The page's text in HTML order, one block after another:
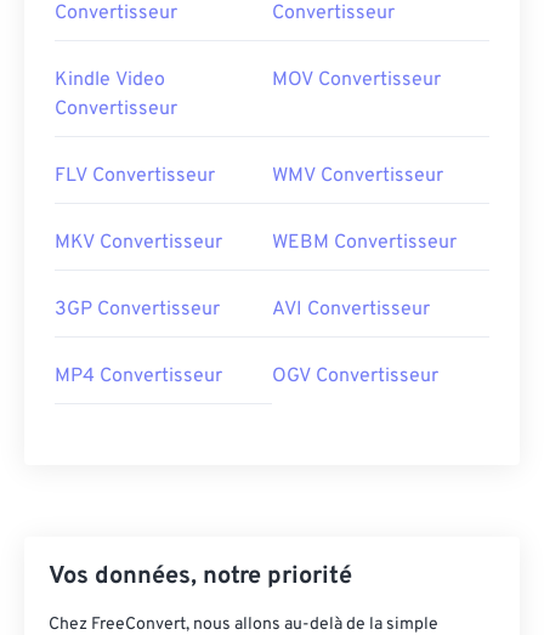
Convertisseur
Convertisseur
Kindle Video
Convertisseur
MOV Convertisseur
FLV Convertisseur WMV Convertisseur
MKV Convertisseur WEBM Convertisseur
3GP Convertisseur AVI Convertisseur
MP4 Convertisseur OGV Convertisseur
Vos données, notre priorité
Chez FreeConvert, nous allons au-delà de la simple